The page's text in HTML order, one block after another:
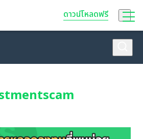
Whoscallดาวน์โหลดฟรี